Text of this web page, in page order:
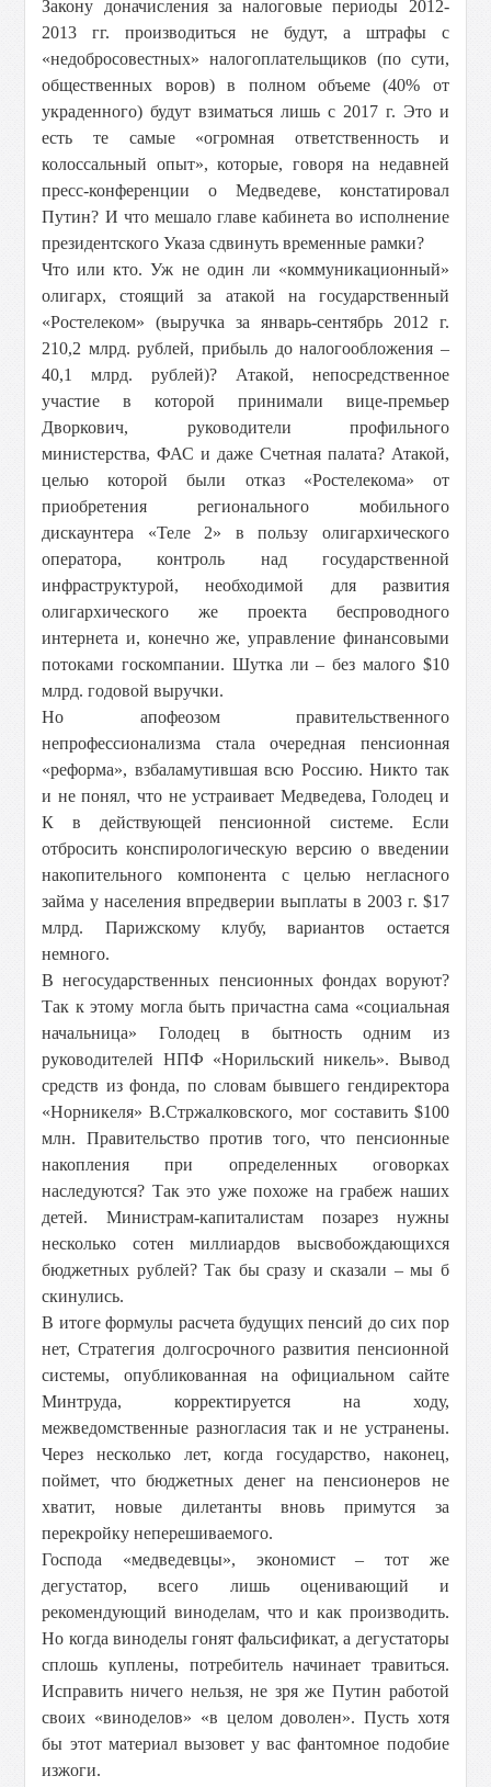
Закону доначисления за налоговые периоды 2012-
2013 гг. производиться не будут, а штрафы с
«недобросовестных» налогоплательщиков (по сути,
общественных воров) в полном объеме (40% от
украденного) будут взиматься лишь с 2017 г. Это и
есть те самые «огромная ответственность и
колоссальный опыт», которые, говоря на недавней
пресс-конференции о Медведеве, констатировал
Путин? И что мешало главе кабинета во исполнение
президентского Указа сдвинуть временные рамки?
Что или кто. Уж не один ли «коммуникационный»
олигарх, стоящий за атакой на государственный
«Ростелеком» (выручка за январь-сентябрь 2012 г.
210,2 млрд. рублей, прибыль до налогообложения –
40,1 млрд. рублей)? Атакой, непосредственное
участие в которой принимали вице-премьер
Дворкович, руководители профильного
министерства, ФАС и даже Счетная палата? Атакой,
целью которой были отказ «Ростелекома» от
приобретения регионального мобильного
дискаунтера «Теле 2» в пользу олигархического
оператора, контроль над государственной
инфраструктурой, необходимой для развития
олигархического же проекта беспроводного
интернета и, конечно же, управление финансовыми
потоками госкомпании. Шутка ли – без малого $10
млрд. годовой выручки.
Но апофеозом правительственного
непрофессионализма стала очередная пенсионная
«реформа», взбаламутившая всю Россию. Никто так
и не понял, что не устраивает Медведева, Голодец и
К в действующей пенсионной системе. Если
отбросить конспирологическую версию о введении
накопительного компонента с целью негласного
займа у населения впредверии выплаты в 2003 г. $17
млрд. Парижскому клубу, вариантов остается
немного.
В негосударственных пенсионных фондах воруют?
Так к этому могла быть причастна сама «социальная
начальница» Голодец в бытность одним из
руководителей НПФ «Норильский никель». Вывод
средств из фонда, по словам бывшего гендиректора
«Норникеля» В.Стржалковского, мог составить $100
млн. Правительство против того, что пенсионные
накопления при определенных оговорках
наследуются? Так это уже похоже на грабеж наших
детей. Министрам-капиталистам позарез нужны
несколько сотен миллиардов высвобождающихся
бюджетных рублей? Так бы сразу и сказали – мы б
скинулись.
В итоге формулы расчета будущих пенсий до сих пор
нет, Стратегия долгосрочного развития пенсионной
системы, опубликованная на официальном сайте
Минтруда, корректируется на ходу,
межведомственные разногласия так и не устранены.
Через несколько лет, когда государство, наконец,
поймет, что бюджетных денег на пенсионеров не
хватит, новые дилетанты вновь примутся за
перекройку неперешиваемого.
Господа «медведевцы», экономист – тот же
дегустатор, всего лишь оценивающий и
рекомендующий виноделам, что и как производить.
Но когда виноделы гонят фальсификат, а дегустаторы
сплошь куплены, потребитель начинает травиться.
Исправить ничего нельзя, не зря же Путин работой
своих «виноделов» «в целом доволен». Пусть хотя
бы этот материал вызовет у вас фантомное подобие
изжоги.